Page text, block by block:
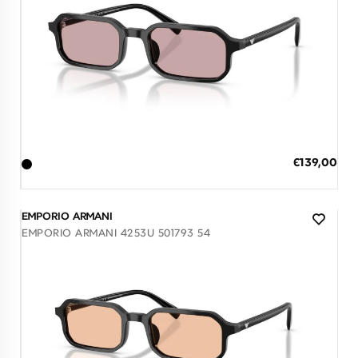
Ειδική
€139,00
EMPORIO ARMANI
EMPORIO ARMANI 4253U 501793 54